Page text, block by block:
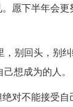
愿下半年会
，别回头，别
想成为的人。
对不能接受自